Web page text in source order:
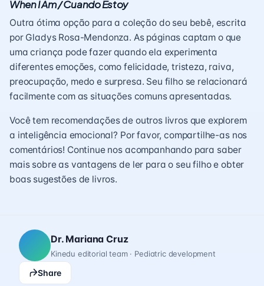
When I Am / Cuando Estoy
Outra ótima opção para a coleção do seu bebê, escrita
por Gladys Rosa-Mendonza. As páginas captam o que
uma criança pode fazer quando ela experimenta
diferentes emoções, como felicidade, tristeza, raiva,
preocupação, medo e surpresa. Seu filho se relacionará
facilmente com as situações comuns apresentadas.
Você tem recomendações de outros livros que explorem
a inteligência emocional? Por favor, compartilhe-as nos
comentários! Continue nos acompanhando para saber
mais sobre as vantagens de ler para o seu filhoe obter
boas sugestões de livros.
Dr. Mariana Cruz
Kinedu editorial team · Pediatric development
Share